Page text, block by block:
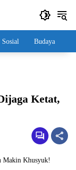
Sosial Budaya
Ketat,